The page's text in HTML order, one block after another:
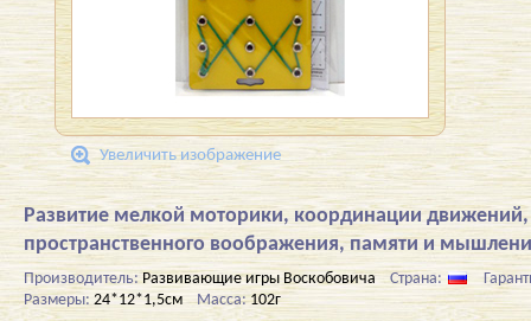
Увеличить изображение
Развитие мелкой моторики, координации движений,
пространственного воображения, памяти и
Производитель:Развивающие игры Воскобовича Страна:
Размеры: 24*12*1,5см Масса:102г